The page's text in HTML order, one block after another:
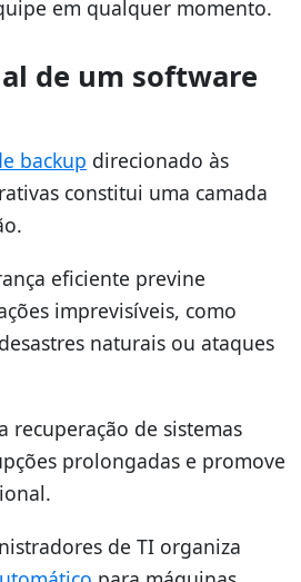
em qualquer momento.
de um software
backup direcionado às
constitui uma camada
eficiente previne
imprevisíveis, como
naturais ou ataques
recuperação de sistemas
prolongadas e promove
de TI organiza